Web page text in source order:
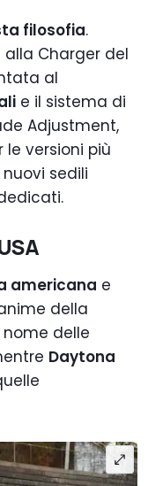
filosofia.
Charger del
al
e il sistema di
Adjustment,
le versioni più
sedili
americana e
della
nome delle
Daytona